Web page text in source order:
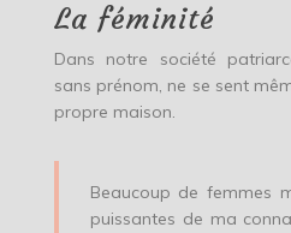
La féminité
Dans notre société
sans prénom, ne se sent
propre maison.
Beaucoup de femmes
puissantes de ma